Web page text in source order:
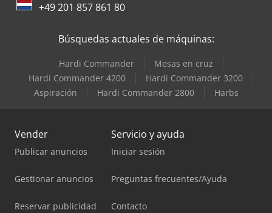
+49 201 857 861 80
Búsquedas actuales de máquinas:
Hardi Commander
Mesas en cruz
Hardi Commander 4200
Hardi Commander 3200
Aspiración
Hardi Commander 2800 Harbs
Vender
Publicar anuncios
Gestionar anuncios
Reservar publicidad
Servicio y ayuda
Iniciar sesión
Preguntas frecuentes/Ayuda
Contacto